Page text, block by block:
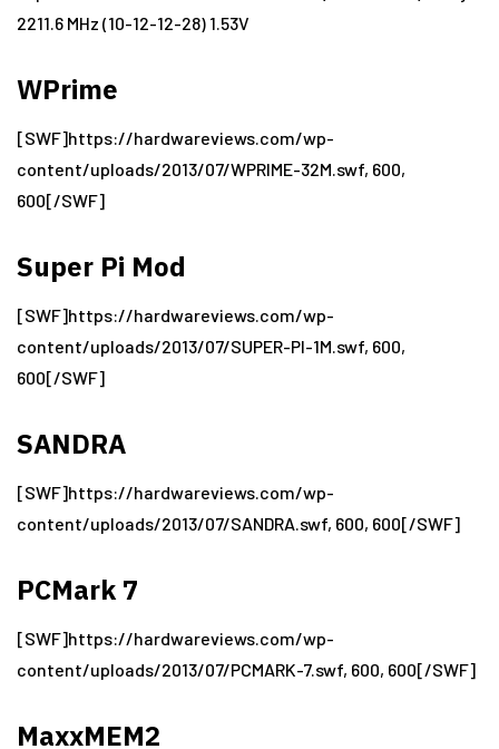
2211.6 MHz (10-12-12-28) 1.53V
WPrime
[SWF]https://hardwareviews.com/wp-
content/uploads/2013/07/WPRIME-32M.swf, 600,
600[/SWF]
Super Pi Mod
[SWF]https://hardwareviews.com/wp-
content/uploads/2013/07/SUPER-PI-1M.swf, 600,
600[/SWF]
SANDRA
[SWF]https://hardwareviews.com/wp-
content/uploads/2013/07/SANDRA.swf, 600, 600[/SWF]
PCMark 7
[SWF]https://hardwareviews.com/wp-
content/uploads/2013/07/PCMARK-7.swf, 600, 600[/SWF]
MaxxMEM2